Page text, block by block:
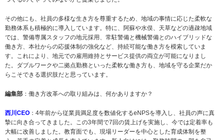
その他にも、社員の多様な生き方を尊重するため、地域の事情に応じた柔軟な
勤務体系も積極的に導入しています。特に、阿蘇や水俣、天草などの過疎地域
では、警備専属スタッフの地元採用、常駐警備と機械警備とのハイブリッドな
働き方、本社からの応援体制の強化など、持続可能な働き方を模索していま
す。これにより、地元での雇用維持とサービス提供の両立が可能になりまし
た。ダブルワークや二拠点勤務といった柔軟な働き方も、地域を守る企業だか
らこそできる選択肢だと思っています。
編集部 ：働き方改革への取り組みは、何かありますか？
西川CEO ：4年前から従業員満足度を数値化するeNPSを導入し、社員の声に真
摯に向き合ってきました。この3年間で7回の賃上げを実施し、今では定着率も
大幅に改善しました。教育面でも、現場リーダーを中心とした育成体制を整